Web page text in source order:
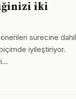
iki
sürecine dahil
iyileştiriyor.